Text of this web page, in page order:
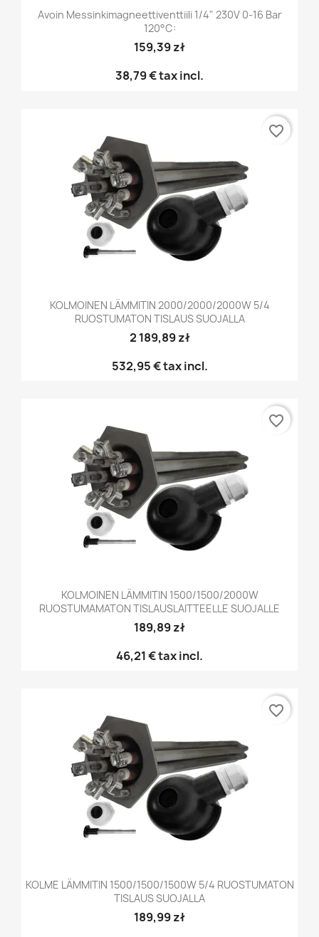
Avoin Messinkimagneettiventtiili 1/4" 230V 0-16 Bar
120°C:
159,39 zł
38,79 €tax incl.
KOLMOINEN LÄMMITIN 2000/2000/2000W 5/4
RUOSTUMATON TISLAUS SUOJALLA
2 189,89 zł
532,95 €tax incl.
favorite_border
KOLMOINEN LÄMMITIN 1500/1500/2000W
RUOSTUMAMATON TISLAUSLAITTEELLE SUOJALLE
189,89 zł
46,21 €tax incl.
favorite_border
KOLME LÄMMITIN 1500/1500/1500W 5/4 RUOSTUMATON
TISLAUS SUOJALLA
189,99 zł
favorite_border